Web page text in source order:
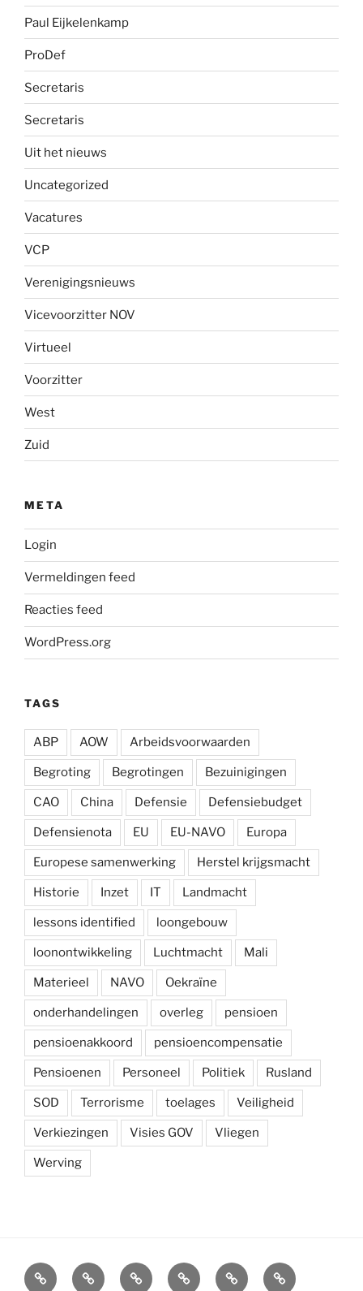
Paul Eijkelenkamp
ProDef
Secretaris
Secretaris
Uit het nieuws
Uncategorized
Vacatures
VCP
Verenigingsnieuws
Vicevoorzitter NOV
Virtueel
Voorzitter
West
Zuid
META
Login
Vermeldingen feed
Reacties feed
WordPress.org
TAGS
ABP AOW Arbeidsvoorwaarden
Begroting Begrotingen Bezuinigingen
CAO China Defensie Defensiebudget
Defensienota EU EU-NAVO Europa
Europese samenwerking Herstel krijgsmacht
Historie Inzet IT Landmacht
lessons identified loongebouw
loonontwikkeling Luchtmacht Mali
Materieel NAVO Oekraïne
onderhandelingen overleg pensioen
pensioenakkoord pensioencompensatie
Pensioenen Personeel Politiek Rusland
SOD Terrorisme toelages Veiligheid
Verkiezingen Visies GOV Vliegen
Werving
Arbeidsvoorwaarden
Carré
Onze
Ledenvoordelen
AfdelingenSymposium